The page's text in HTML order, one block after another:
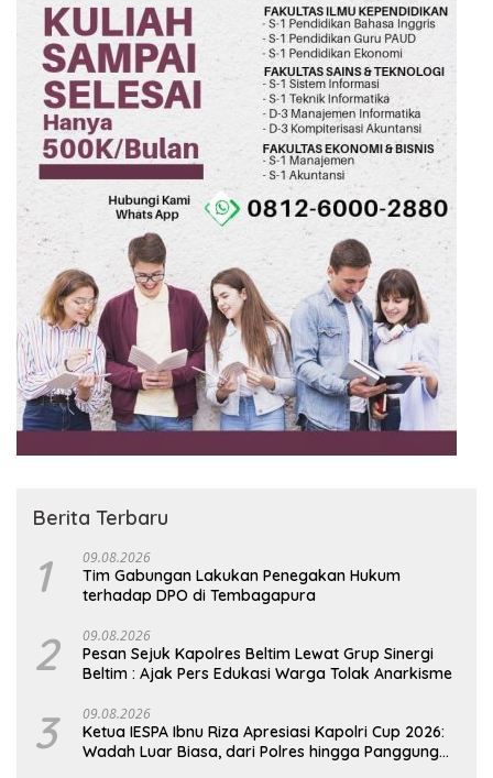
Berita Terbaru
1 09.08.2026
Tim Gabungan Lakukan Penegakan Hukum
terhadap DPO di Tembagapura
2 09.08.2026
Pesan Sejuk Kapolres Beltim Lewat Grup Sinergi
Beltim : Ajak Pers Edukasi Warga Tolak Anarkisme
3 09.08.2026
Ketua IESPA Ibnu Riza Apresiasi Kapolri Cup 2026:
Wadah Luar Biasa, dari Polres hingga Panggung